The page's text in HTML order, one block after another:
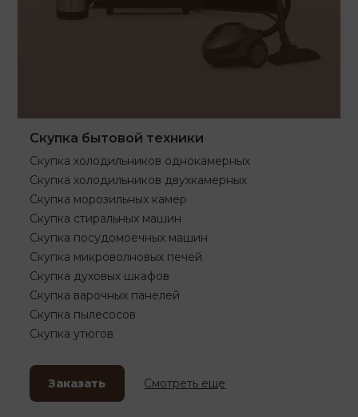
Скупка бытовой техники
Скупка холодильников однокамерных
Скупка холодильников двухкамерных
Скупка морозильных камер
Скупка стиральных машин
Скупка посудомоечных машин
Скупка микроволновых печей
Скупка духовых шкафов
Скупка варочных панелей
Скупка пылесосов
Скупка утюгов
Заказать Смотреть еще